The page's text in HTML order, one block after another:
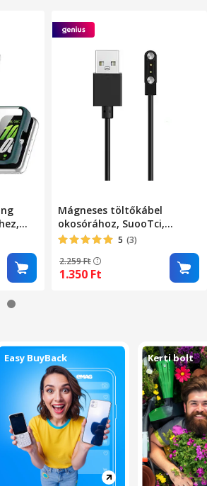
Mágneses töltőkábel
okosórához, SuooTci,
univerzális, fekete, 60cm
5 (3)
2.259Ft
1.350 Ft
Easy BuyBack Kerti bolt